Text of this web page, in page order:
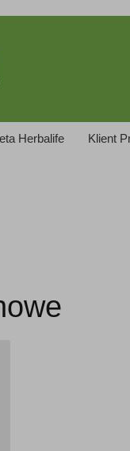
Herbalife Klient